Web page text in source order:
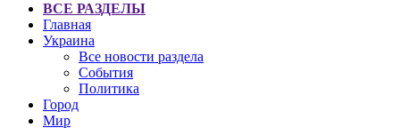
ВСЕ РАЗДЕЛЫ
Главная
Украина
Все новости раздела
События
Политика
Город
Мир